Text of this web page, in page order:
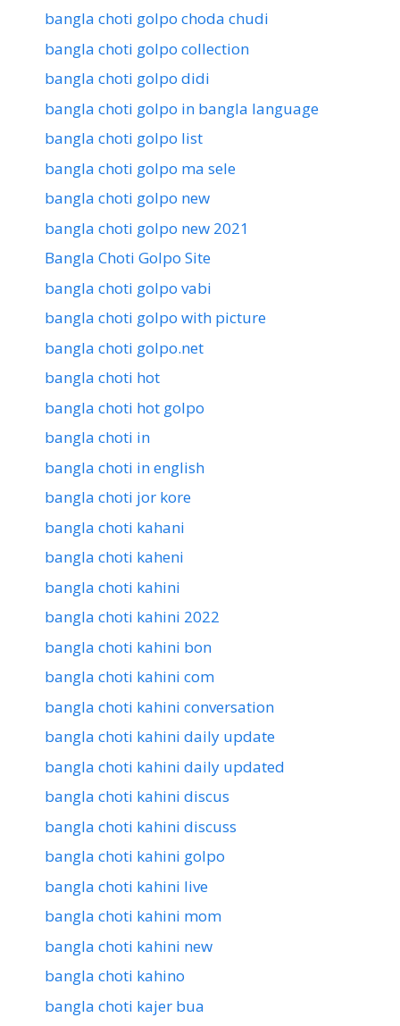
bangla choti golpo choda chudi
bangla choti golpo collection
bangla choti golpo didi
bangla choti golpo in bangla language
bangla choti golpo list
bangla choti golpo ma sele
bangla choti golpo new
bangla choti golpo new 2021
Bangla Choti Golpo Site
bangla choti golpo vabi
bangla choti golpo with picture
bangla choti golpo.net
bangla choti hot
bangla choti hot golpo
bangla choti in
bangla choti in english
bangla choti jor kore
bangla choti kahani
bangla choti kaheni
bangla choti kahini
bangla choti kahini 2022
bangla choti kahini bon
bangla choti kahini com
bangla choti kahini conversation
bangla choti kahini daily update
bangla choti kahini daily updated
bangla choti kahini discus
bangla choti kahini discuss
bangla choti kahini golpo
bangla choti kahini live
bangla choti kahini mom
bangla choti kahini new
bangla choti kahino
bangla choti kajer bua